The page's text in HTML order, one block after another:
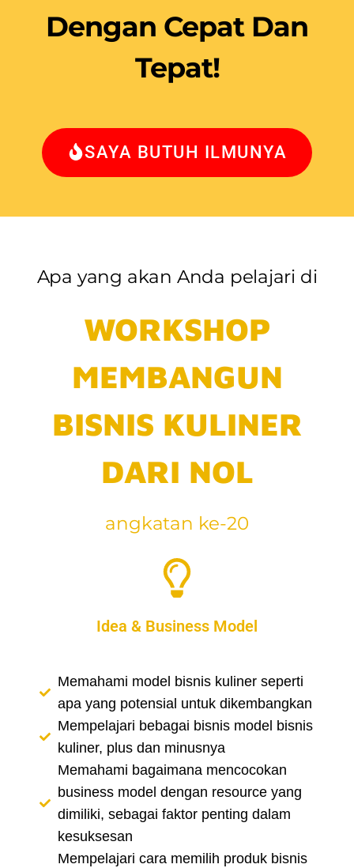
Dengan Cepat Dan
Tepat!
SAYA BUTUH ILMUNYA
Apa yang akan Anda pelajari di
WORKSHOP
MEMBANGUN
BISNIS KULINER
DARI NOL
angkatan ke-20
Idea & Business Model
Memahami model bisnis kuliner seperti
apa yang potensial untuk dikembangkan
Mempelajari bebagai bisnis model bisnis
kuliner, plus dan minusnya
Memahami bagaimana mencocokan
business model dengan resource yang
dimiliki, sebagai faktor penting dalam
kesuksesan
Mempelajari cara memilih produk bisnis